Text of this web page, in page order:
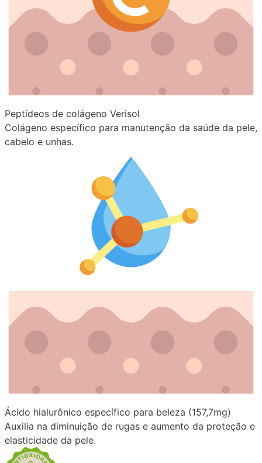
Peptídeos de colágeno Verisol
Colágeno específico para manutenção da saúde da pele,
cabelo e unhas.
Ácido hialurônico específico para beleza (157,7mg)
Auxilia na diminuição de rugas e aumento da proteção e
elasticidade da pele.